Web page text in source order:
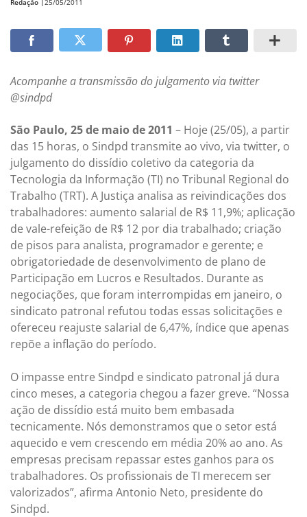
25/05/2011
Acompanhe a transmissão do julgamento via twitter
@sindpd
São Paulo, 25 de maio de 2011 – Hoje (25/05), a partir
das 15 horas, o Sindpd transmite ao vivo, via twitter, o
julgamento do dissídio coletivo da categoria da
Tecnologia da Informação (TI) no Tribunal Regional do
Trabalho (TRT). A Justiça analisa as reivindicações dos
trabalhadores: aumento salarial de R$ 11,9%; aplicação
de vale-refeição de R$ 12 por dia trabalhado; criação
de pisos para analista, programador e gerente; e
obrigatoriedade de desenvolvimento de plano de
Participação em Lucros e Resultados. Durante as
negociações, que foram interrompidas em janeiro, o
sindicato patronal refutou todas essas solicitações e
ofereceu reajuste salarial de 6,47%, índice que apenas
repõe a inflação do período.
O impasse entre Sindpd e sindicato patronal já dura
cinco meses, a categoria chegou a fazer greve. “Nossa
ação de dissídio está muito bem embasada
tecnicamente. Nós demonstramos que o setor está
aquecido e vem crescendo em média 20% ao ano. As
empresas precisam repassar estes ganhos para os
trabalhadores. Os profissionais de TI merecem ser
valorizados”, afirma Antonio Neto, presidente do
Sindpd.